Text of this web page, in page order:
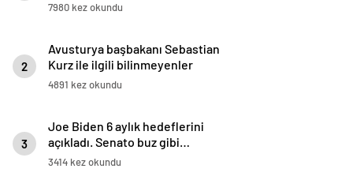
7980 kez okundu
2
Avusturya başbakanı Sebastian
Kurz ile ilgili bilinmeyenler
4891 kez okundu
3
Joe Biden 6 aylık hedeflerini
açıkladı. Senato buz gibi…
3414 kez okundu